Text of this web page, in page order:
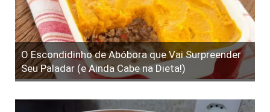
O Escondidinho de Abóbora que Vai Surpreender
Seu Paladar (e Ainda Cabe na Dieta!)